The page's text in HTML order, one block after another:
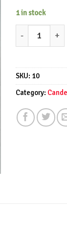
1 in stock
Candelabro
SKU: 10
Category: